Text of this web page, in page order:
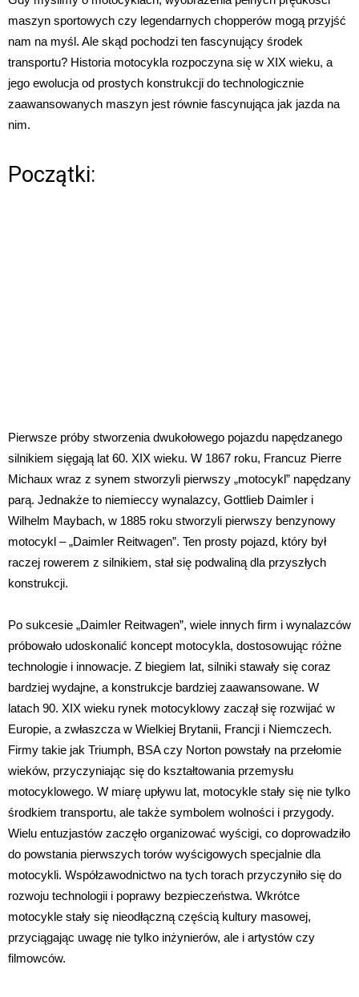
maszyn sportowych czy legendarnych chopperów mogą przyjść
nam na myśl. Ale skąd pochodzi ten fascynujący środek
transportu? Historia motocykla rozpoczyna się w XIX wieku, a
jego ewolucja od prostych konstrukcji do technologicznie
zaawansowanych maszyn jest równie fascynująca jak jazda na
nim.
Początki:
Pierwsze próby stworzenia dwukołowego pojazdu napędzanego
silnikiem sięgają lat 60. XIX wieku. W 1867 roku, Francuz Pierre
Michaux wraz z synem stworzyli pierwszy „motocykl” napędzany
parą. Jednakże to niemieccy wynalazcy, Gottlieb Daimler i
Wilhelm Maybach, w 1885 roku stworzyli pierwszy benzynowy
motocykl – „Daimler Reitwagen”. Ten prosty pojazd, który był
raczej rowerem z silnikiem, stał się podwaliną dla przyszłych
konstrukcji.
Po sukcesie „Daimler Reitwagen”, wiele innych firm i wynalazców
próbowało udoskonalić koncept motocykla, dostosowując różne
technologie i innowacje. Z biegiem lat, silniki stawały się coraz
bardziej wydajne, a konstrukcje bardziej zaawansowane. W
latach 90. XIX wieku rynek motocyklowy zaczął się rozwijać w
Europie, a zwłaszcza w Wielkiej Brytanii, Francji i Niemczech.
Firmy takie jak Triumph, BSA czy Norton powstały na przełomie
wieków, przyczyniając się do kształtowania przemysłu
motocyklowego. W miarę upływu lat, motocykle stały się nie tylko
środkiem transportu, ale także symbolem wolności i przygody.
Wielu entuzjastów zaczęło organizować wyścigi, co doprowadziło
do powstania pierwszych torów wyścigowych specjalnie dla
motocykli. Współzawodnictwo na tych torach przyczyniło się do
rozwoju technologii i poprawy bezpieczeństwa. Wkrótce
motocykle stały się nieodłączną częścią kultury masowej,
przyciągając uwagę nie tylko inżynierów, ale i artystów czy
filmowców.